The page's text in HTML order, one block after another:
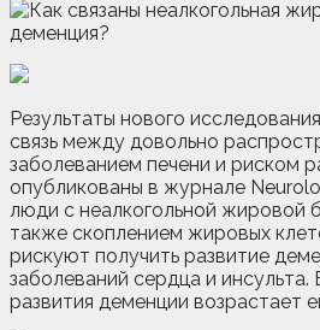
Результаты нового
связь между довольно
заболеванием печени и риском
опубликованы в журнале
люди с неалкогольной жировой
также скоплением жировых
рискуют получить развитие
заболеваний сердца и инсульта.
развития деменции возрастает